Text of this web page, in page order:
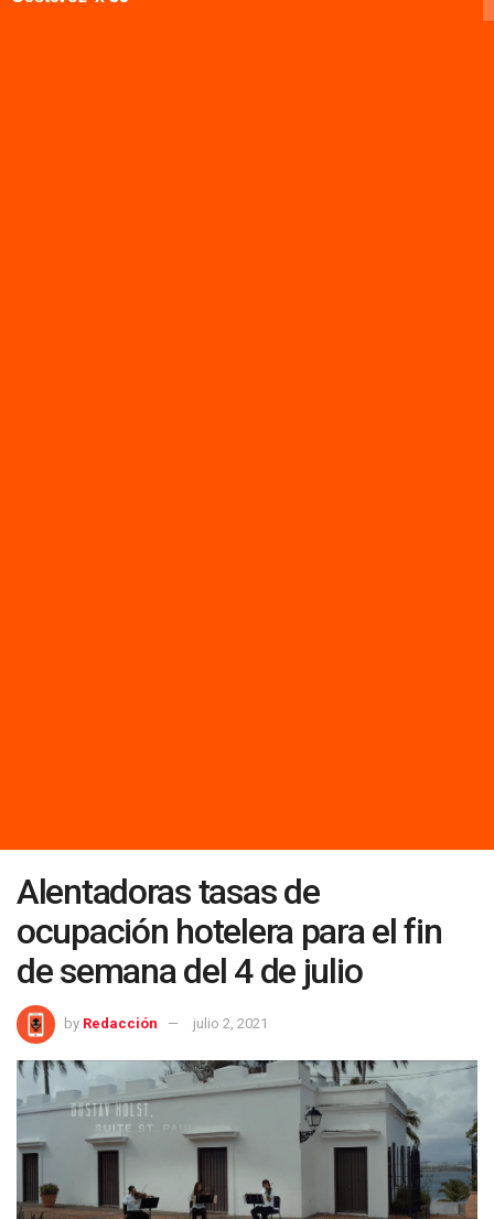
Alentadoras tasas de
ocupación hotelera para el fin
de semana del 4 de julio
by Redacción julio 2, 2021